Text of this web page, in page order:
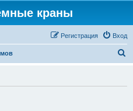
краны
Вход
Регистрация